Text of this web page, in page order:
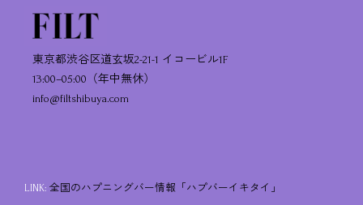
東京都渋谷区道玄坂2-21-1 イコービル1F
13:00–05:00（年中無休）
info@filtshibuya.com
LINK: 全国のハプニングバー情報「ハプバーイキタイ」